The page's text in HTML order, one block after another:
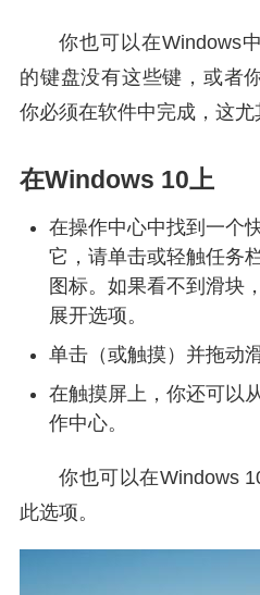
你也可以在Windows
的键盘没有这些键，或者
你必须在软件中完成，这尤
在Windows 10上
在操作中心中找到一个
它，请单击或轻触任务
图标。如果看不到滑块
展开选项。
单击（或触摸）并拖动
在触摸屏上，你还可以
作中心。
你也可以在Windows
此选项。